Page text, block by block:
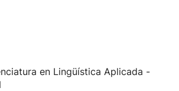
las cuatro habilidades: escuchar,
de conversación centradas
fluidez.
en Lingüística Aplicada -